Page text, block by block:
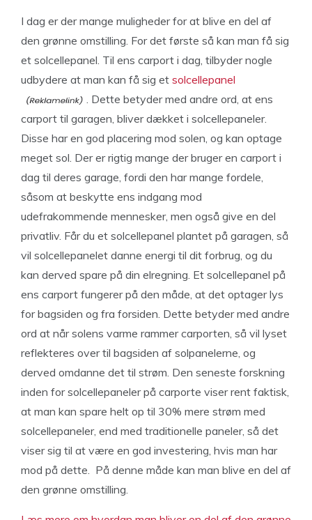
I dag er der mange muligheder for at blive en del af
den grønne omstilling. For det første så kan man få sig
et solcellepanel. Til ens carport i dag, tilbyder nogle
udbydere at man kan få sig et solcellepanel
. Dette betyder med andre ord, at ens
carport til garagen, bliver dækket i solcellepaneler.
Disse har en god placering mod solen, og kan optage
meget sol. Der er rigtig mange der bruger en carport i
dag til deres garage, fordi den har mange fordele,
såsom at beskytte ens indgang mod
udefrakommende mennesker, men også give en del
privatliv. Får du et solcellepanel plantet på garagen, så
vil solcellepanelet danne energi til dit forbrug, og du
kan derved spare på din elregning. Et solcellepanel på
ens carport fungerer på den måde, at det optager lys
for bagsiden og fra forsiden. Dette betyder med andre
ord at når solens varme rammer carporten, så vil lyset
reflekteres over til bagsiden af solpanelerne, og
derved omdanne det til strøm. Den seneste forskning
inden for solcellepaneler på carporte viser rent faktisk,
at man kan spare helt op til 30% mere strøm med
solcellepaneler, end med traditionelle paneler, så det
viser sig til at være en god investering, hvis man har
mod på dette. På denne måde kan man blive en del af
den grønne omstilling.